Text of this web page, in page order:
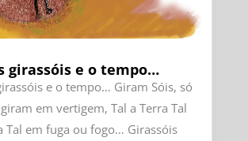
girassóis e o tempo…
e o tempo… Giram Sóis, só
em vertigem, Tal a Terra Tal
Tal em fuga ou fogo… Girassóis